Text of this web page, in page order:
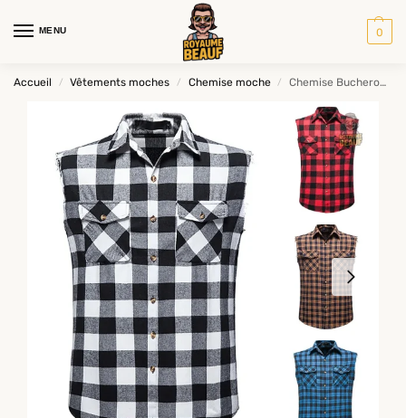
MENU 0
Accueil / Vêtements moches / Chemise moche / Chemise Bucheron Sans Manche